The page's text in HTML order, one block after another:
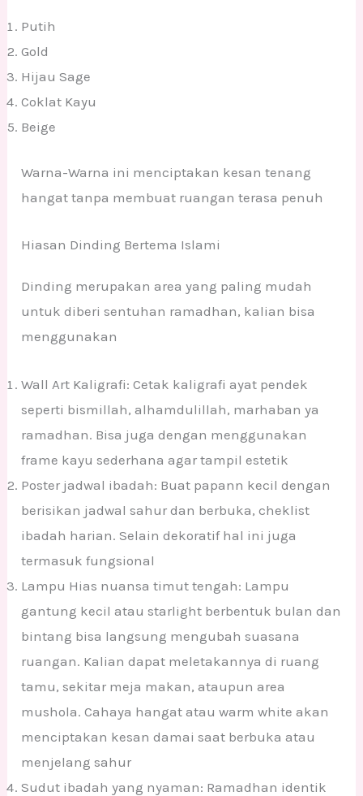
Putih
Gold
Hijau Sage
Coklat Kayu
Beige
Warna-Warna ini menciptakan kesan tenang
hangat tanpa membuat ruangan terasa penuh
Hiasan Dinding Bertema Islami
Dinding merupakan area yang paling mudah
untuk diberi sentuhan ramadhan, kalian bisa
menggunakan
Wall Art Kaligrafi: Cetak kaligrafi ayat pendek
seperti bismillah, alhamdulillah, marhaban ya
ramadhan. Bisa juga dengan menggunakan
frame kayu sederhana agar tampil estetik
Poster jadwal ibadah: Buat papann kecil dengan
berisikan jadwal sahur dan berbuka, cheklist
ibadah harian. Selain dekoratif hal ini juga
termasuk fungsional
Lampu Hias nuansa timut tengah: Lampu
gantung kecil atau starlight berbentuk bulan dan
bintang bisa langsung mengubah suasana
ruangan. Kalian dapat meletakannya di ruang
tamu, sekitar meja makan, ataupun area
mushola. Cahaya hangat atau warm white akan
menciptakan kesan damai saat berbuka atau
menjelang sahur
Sudut ibadah yang nyaman: Ramadhan identik